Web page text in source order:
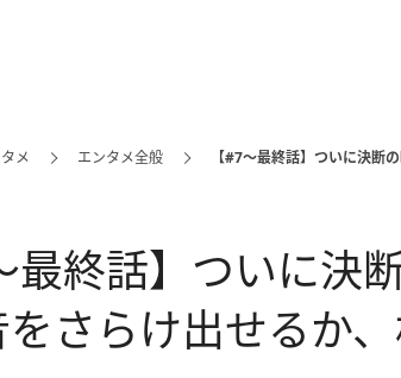
メ エンタメ全般 【#7～最終話】ついに決断
最終話】ついに決
をさらけ出せるか